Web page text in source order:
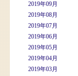
2019年09月
2019年08月
2019年07月
2019年06月
2019年05月
2019年04月
2019年03月